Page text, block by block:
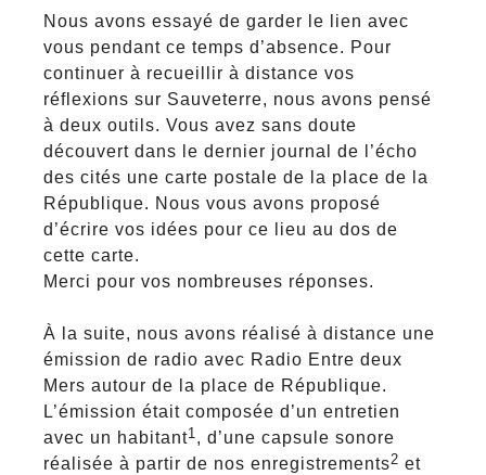
Nous avons essayé de garder le lien avec
vous pendant ce temps d’absence. Pour
continuer à recueillir à distance vos
réflexions sur Sauveterre, nous avons pensé
à deux outils. Vous avez sans doute
découvert dans le dernier journal de l’écho
des cités une carte postale de la place de la
République. Nous vous avons proposé
d’écrire vos idées pour ce lieu au dos de
cette carte.
Merci pour vos nombreuses réponses.
À la suite, nous avons réalisé à distance une
émission de radio avec Radio Entre deux
Mers autour de la place de République.
L’émission était composée d’un entretien
avec un habitant1, d’une capsule sonore
réalisée à partir de nos enregistrements2 et